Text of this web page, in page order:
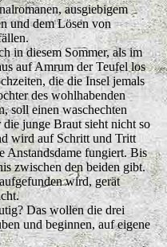
ausgiebigem
und dem Lösen von
in diesem Sommer, als im
auf Amrum der Teufel los
die die Insel jemals
des wohlhabenden
soll einen waschechten
junge Braut sieht nicht so
wird auf Schritt und Tritt
Anstandsdame fungiert. Bis
zwischen den beiden gibt.
wird, gerät
Das wollen die drei
und beginnen, auf eigene